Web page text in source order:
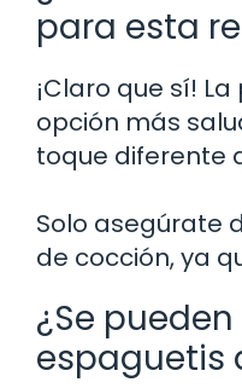
para esta
¡Claro que sí!
opción más
toque diferente
Solo asegúrate
de cocción, ya
¿Se
espaguetis